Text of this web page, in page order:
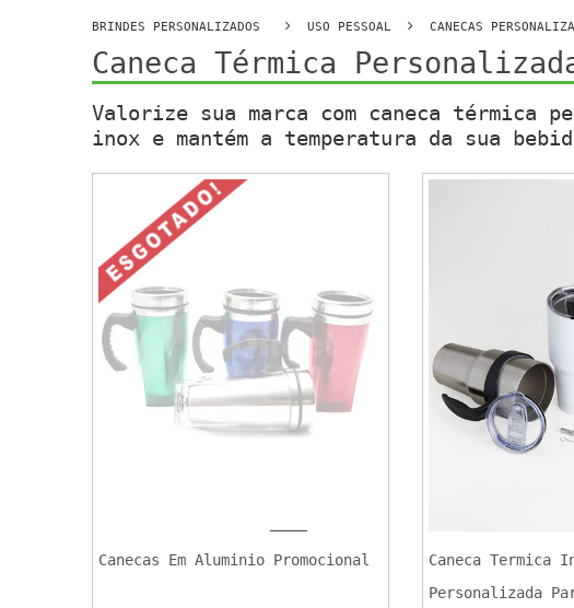
BRINDES PERSONALIZADOS USO PESSOAL CANECAS
Caneca Térmica
Valorize sua marca com caneca térmica
inox e mantém a temperatura da sua
Canecas Em Aluminio Promocional
Caneca Termica
Personalizada